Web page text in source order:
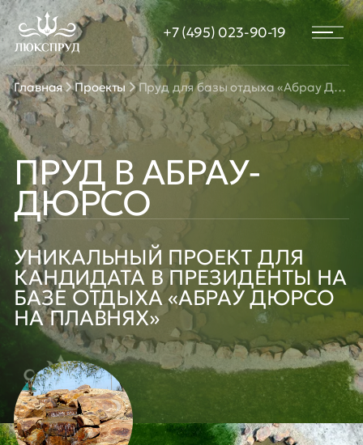
+7 (495) 023-90-19
Главная Проекты Пруд для базы отдыха «Абрау Дюрсо на плавнях»
ПРУД В АБРАУ-
ДЮРСО
УНИКАЛЬНЫЙ ПРОЕКТ ДЛЯ
КАНДИДАТА В ПРЕЗИДЕНТЫ НА
БАЗЕ ОТДЫХА «АБРАУ ДЮРСО
НА ПЛАВНЯХ»